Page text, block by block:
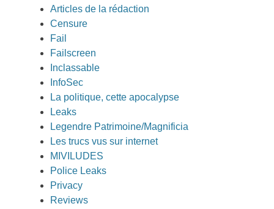
Articles de la rédaction
Censure
Fail
Failscreen
Inclassable
InfoSec
La politique, cette apocalypse
Leaks
Legendre Patrimoine/Magnificia
Les trucs vus sur internet
MIVILUDES
Police Leaks
Privacy
Reviews